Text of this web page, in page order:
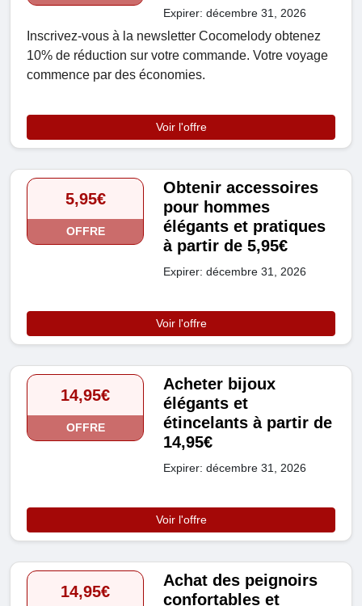
Expirer: décembre 31, 2026
Inscrivez-vous à la newsletter Cocomelody obtenez
10% de réduction sur votre commande. Votre voyage
commence par des économies.
Voir l'offre
5,95€
OFFRE
Obtenir accessoires
pour hommes
élégants et pratiques
à partir de 5,95€
Expirer: décembre 31, 2026
Voir l'offre
14,95€
OFFRE
Acheter bijoux
élégants et
étincelants à partir de
14,95€
Expirer: décembre 31, 2026
Voir l'offre
14,95€
Achat des peignoirs
confortables et